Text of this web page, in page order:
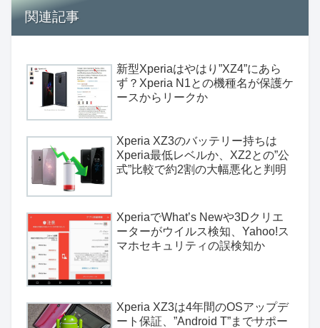
関連記事
新型Xperiaはやはり”XZ4”にあら
ず？Xperia N1との機種名が保護ケ
ースからリークか
Xperia XZ3のバッテリー持ちは
Xperia最低レベルか、XZ2との”公
式”比較で約2割の大幅悪化と判明
XperiaでWhat’s Newや3Dクリエ
ーターがウイルス検知、Yahoo!ス
マホセキュリティの誤検知か
Xperia XZ3は4年間のOSアップデ
ート保証、”Android T”までサポー